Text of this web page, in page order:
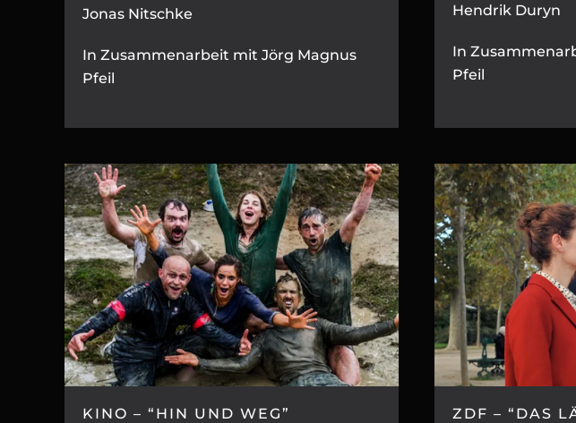
Jonas Nitschke
In Zusammenarbeit mit Jörg Magnus
Pfeil
Hendrik Duryn
In
Pfeil
KINO – “HIN UND WEG”
ZDF – “DAS